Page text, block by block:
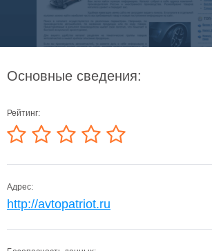
Основные сведения:
Рейтинг:
Адрес:
http://avtopatriot.ru